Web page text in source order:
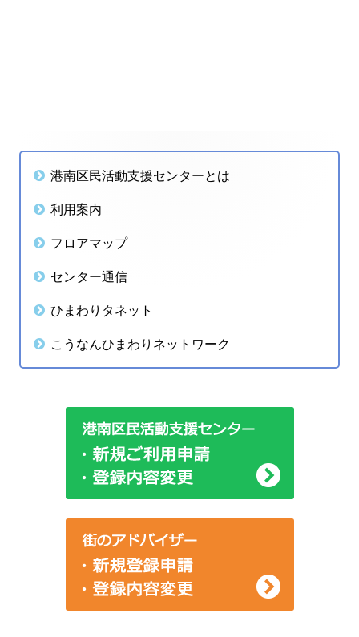
ナ
ン
メ
イ
ン
サ
イ
ド
バ
港南区民活動支援センターとは
利用案内
フロアマップ
センター通信
ひまわりタネット
こうなんひまわりネットワーク